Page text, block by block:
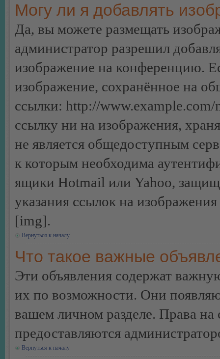
Могу ли я добавлять
Да, вы можете размещать
администратор разрешил
изображение на конференцию.
изображение, сохранённое на
ссылки: http://
ссылку ни на изображения,
не является общедоступным
к которым необходима
ящики Hotmail или Yahoo,
указания ссылок на
[img].
Вернуться к началу
Что такое важные
Эти объявления содержат
их по возможности. Они
вашем личном разделе. Права
предоставляются
Вернуться к началу